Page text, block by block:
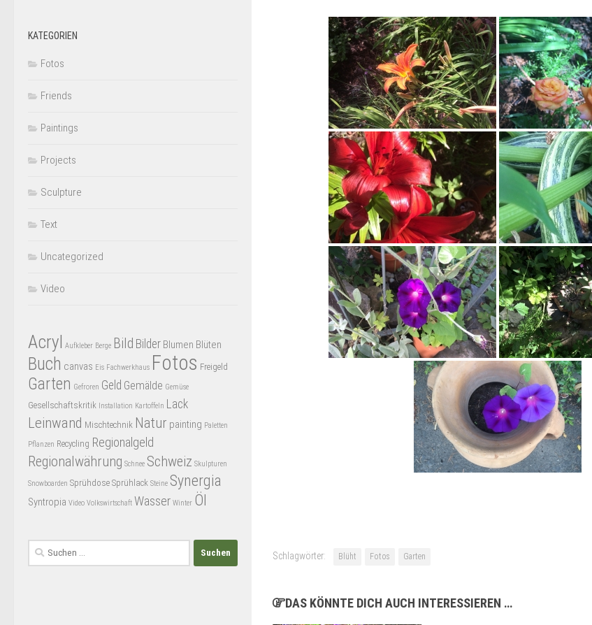
Schlagwörter: Blüht Fotos Garten
DAS KÖNNTE DICH AUCH INTERESSIEREN …
KATEGORIEN
Fotos
Friends
Paintings
Projects
Sculpture
Text
Uncategorized
Video
Acryl Aufkleber Berge Bild Bilder Blumen Blüten
Buch canvas Eis Fachwerkhaus Fotos Freigeld
Garten Gefroren Geld Gemälde Gemüse
Gesellschaftskritik Installation Kartoffeln Lack
Leinwand Mischtechnik Natur painting Paletten
Pflanzen Recycling Regionalgeld
Regionalwährung Schnee Schweiz Skulpturen
Snowboarden Sprühdose Sprühlack Steine Synergia
Syntropia Video Volkswirtschaft Wasser Winter Öl
Suchen
nach: